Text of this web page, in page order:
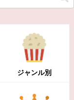
ジャンル別